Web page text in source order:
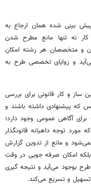
سلیم ادامه داد: شیوه‌ای که در اصل ٨٥ پیش بینی شده همان ارجاع به
نه تنها مانع مطرح شدن
و متخصصان هر رشته امکان
و زوایای تخصصی طرح به
این ساز و کار قانونی برای بررسی
که پیشنهادی داشته باشند و
آگاهی عمومی وجود دارد؛
طور خلاصه استفاده از قابلیت اصل ٨٥ که مورد توجه داهیانه قانونگذار
و مانع از تدوین گزارش
امکان صرفه جویی در وقت
بوجود می‌آید و نتیجه گیری
تسهیل و تسریع می‌کند.